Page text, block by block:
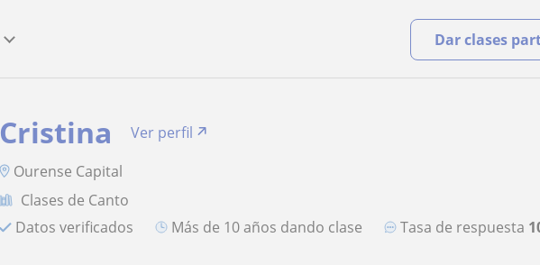
Dar clases
Cristina
Ver perfil
Ourense Capital
Clases de Canto
Datos verificados
más de 10 años dando clase Tasa de respuesta